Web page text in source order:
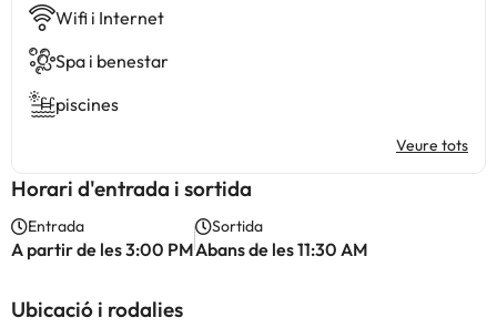
Wifi i Internet
Spa i benestar
piscines
Veure tots
Horari d'entrada i sortida
Entrada
A partir de les 3:00 PM
Sortida
Abans de les 11:30 AM
Ubicació i rodalies